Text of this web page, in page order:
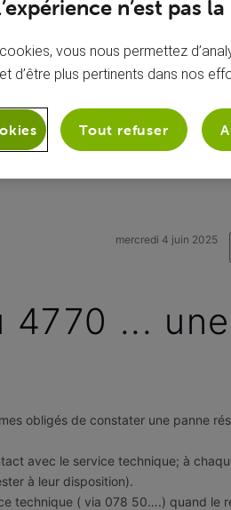
Ma Carte TV et ma
mercredi 4 juin 2025
4770 ... une
obligés de constater une panne
avec le service technique; à
à leur disposition).
technique ( via 078 50….) quand le
n’est pas
vous nous permettez
d’être plus pertinents dans nos
Tout refuser